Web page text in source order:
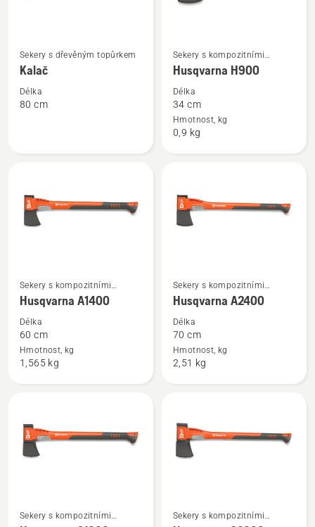
Zobrazit
více
informací
Sekery s dřevěným topůrkem
Kalač
Délka
80 cm
Zobrazit
více
informací
Husqvarna
H900
Sekery s kompozitními
topůrky
Husqvarna H900
Délka
34 cm
Hmotnost, kg
0,9 kg
Zobrazit
více
informací
Husqvarna
A1400
Sekery s kompozitními
topůrky
Husqvarna A1400
Délka
60 cm
Hmotnost, kg
1,565 kg
Zobrazit
více
informací
Husqvarna
A2400
Sekery s kompozitními
topůrky
Husqvarna A2400
Délka
70 cm
Hmotnost, kg
2,51 kg
Zobrazit
Sekery s kompozitními
Zobrazit
Sekery s kompozitními